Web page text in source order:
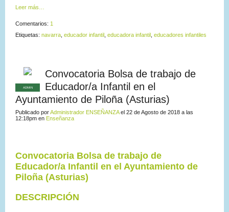
Leer más…
Comentarios: 1
Etiquetas: navarra educador infantil educadora infantil educadores infantiles
ADMIN
Convocatoria Bolsa de trabajo de
Educador/a Infantil en el
Ayuntamiento de Piloña (Asturias)
Publicado porAdministrador ENSEÑANZAel 22 de Agosto de 2018 a las
12:18pm en Enseñanza
Convocatoria Bolsa de trabajo de
Educador/a Infantil en el Ayuntamiento de
Piloña (Asturias)
DESCRIPCIÓN